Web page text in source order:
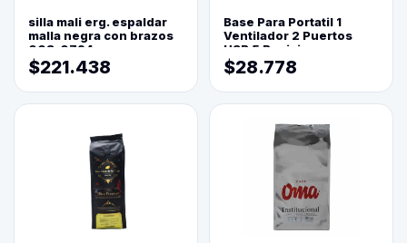
silla mali erg. espaldar
malla negra con brazos
003-0794
$221.438
Base Para Portatil 1
Ventilador 2 Puertos
USB 5 Posiciones
$28.778